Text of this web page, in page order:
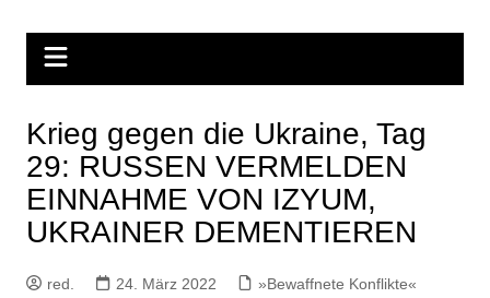
springen
Krieg gegen die Ukraine, Tag
29: RUSSEN VERMELDEN
EINNAHME VON IZYUM,
UKRAINER DEMENTIEREN
red. 24. März 2022 »Bewaffnete Konflikte«